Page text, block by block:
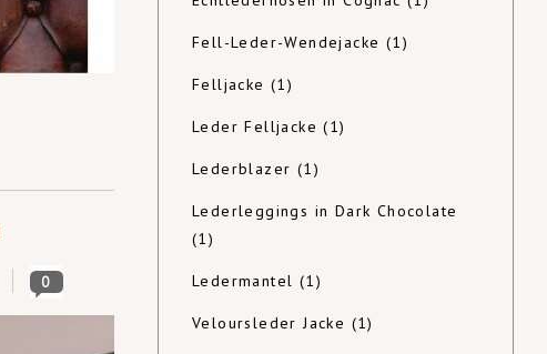
0
Fell-Leder-Wendejacke (1)
Felljacke(1)
Leder Felljacke(1)
Lederblazer (1)
Lederleggings in Dark Chocolate
(1)
Ledermantel (1)
Veloursleder Jacke (1)